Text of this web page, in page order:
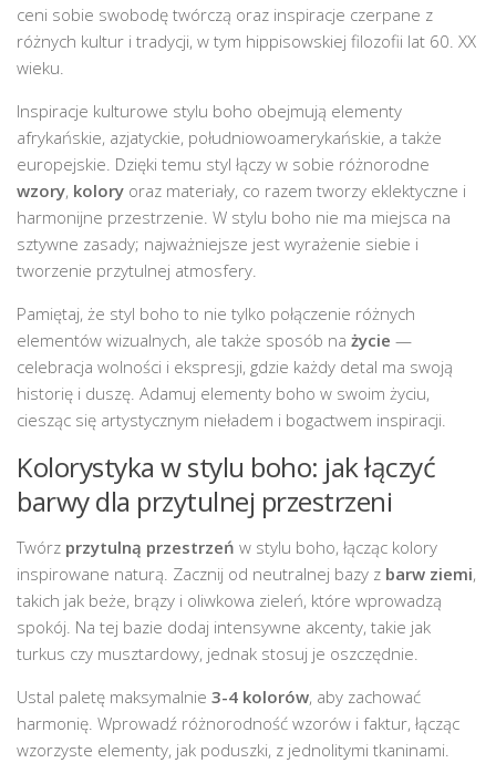
ceni sobie swobodę twórczą oraz inspiracje czerpane z
różnych kultur i tradycji, w tym hippisowskiej filozofii lat 60. XX
wieku.
Inspiracje kulturowe stylu boho obejmują elementy
afrykańskie, azjatyckie, południowoamerykańskie, a także
europejskie. Dzięki temu styl łączy w sobie różnorodne
wzory, kolory oraz materiały, co razem tworzy eklektyczne i
harmonijne przestrzenie. W stylu boho nie ma miejsca na
sztywne zasady; najważniejsze jest wyrażenie siebie i
tworzenie przytulnej atmosfery.
Pamiętaj, że styl boho to nie tylko połączenie różnych
elementów wizualnych, ale także sposób na życie —
celebracja wolności i ekspresji, gdzie każdy detal ma swoją
historię i duszę. Adamuj elementy boho w swoim życiu,
ciesząc się artystycznym nieładem i bogactwem inspiracji.
Kolorystyka w stylu boho: jak łączyć
barwy dla przytulnej przestrzeni
Twórz przytulną przestrzeń w stylu boho, łącząc kolory
inspirowane naturą. Zacznij od neutralnej bazy z barw ziemi,
takich jak beże, brązy i oliwkowa zieleń, które wprowadzą
spokój. Na tej bazie dodaj intensywne akcenty, takie jak
turkus czy musztardowy, jednak stosuj je oszczędnie.
Ustal paletę maksymalnie 3-4 kolorów, aby zachować
harmonię. Wprowadź różnorodność wzorów i faktur, łącząc
wzorzyste elementy, jak poduszki, z jednolitymi tkaninami.